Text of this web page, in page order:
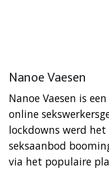
Nanoe Vaesen
Nanoe Vaesen is
online
lockdowns werd
seksaanbod
via het populaire